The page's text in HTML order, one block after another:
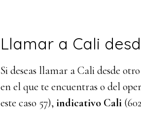
Llamar a Cali
Si deseas llamar a Cali desde
en el que te encuentras o del
este caso 57), indicativo Cali